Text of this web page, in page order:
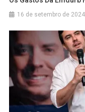
16 de setembro de 2024